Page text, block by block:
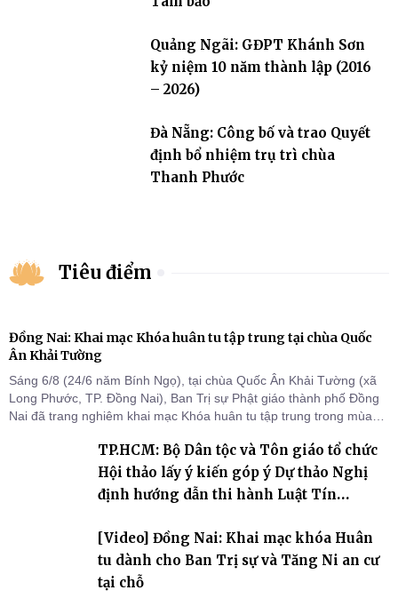
Quảng Ngãi: GĐPT Khánh Sơn
kỷ niệm 10 năm thành lập (2016
– 2026)
Đà Nẵng: Công bố và trao Quyết
định bổ nhiệm trụ trì chùa
Thanh Phước
Tiêu điểm
Đồng Nai: Khai mạc Khóa huân tu tập trung tại chùa Quốc
Ân Khải Tường
Sáng 6/8 (24/6 năm Bính Ngọ), tại chùa Quốc Ân Khải Tường (xã
Long Phước, TP. Đồng Nai), Ban Trị sự Phật giáo thành phố Đồng
Nai đã trang nghiêm khai mạc Khóa huân tu tập trung trong mùa
chỗ khu vực VII, VIII và trường hạ chùa Quốc Ân Khải Tường.
TP.HCM: Bộ Dân tộc và Tôn giáo tổ chức
Hội thảo lấy ý kiến góp ý Dự thảo Nghị
định hướng dẫn thi hành Luật Tín
[Video] Đồng Nai: Khai mạc khóa Huân
tu dành cho Ban Trị sự và Tăng Ni an cư
tại chỗ